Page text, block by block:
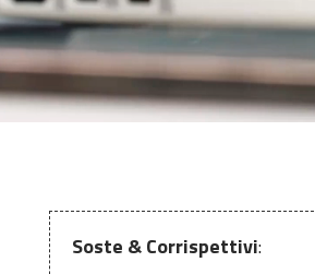
Soste & Corrispettivi: